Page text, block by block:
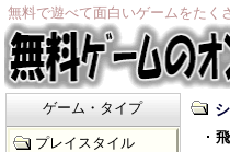
無料で遊べて面白いゲームをたく
ゲーム・タイプ
プレイスタイル